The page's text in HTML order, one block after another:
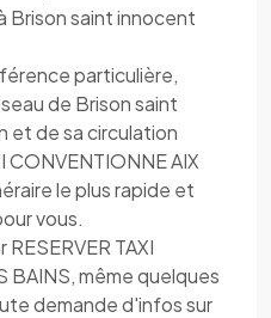
Brison saint innocent
particulière,
de Brison saint
et de sa circulation
CONVENTIONNE AIX
le plus rapide et
vous.
TAXI
BAINS, même quelques
demande d'infos sur